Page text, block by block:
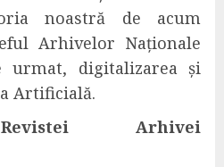
noastră de acum
Arhivelor Naționale
urmat, digitalizarea și
Artificială.
Revistei Arhivei